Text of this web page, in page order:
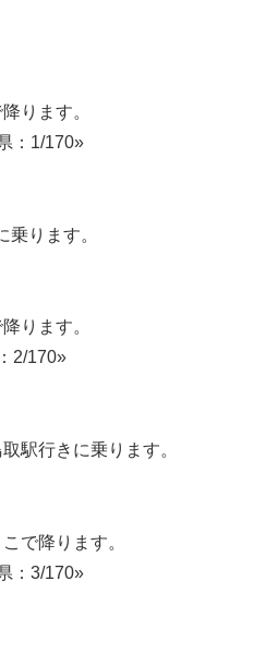
ります。
：1/170»
ります。
ります。
2/170»
駅行きに乗ります。
で降ります。
：3/170»